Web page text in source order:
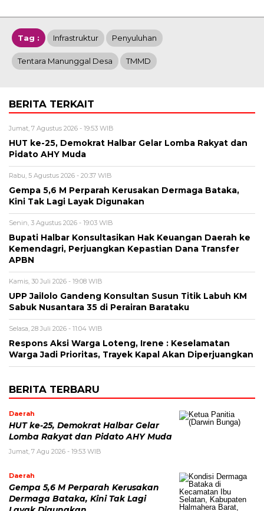
Tag : Infrastruktur Penyuluhan
Tentara Manunggal Desa TMMD
BERITA TERKAIT
Jumat, 7 Agustus 2026 - 19:53 WIB
HUT ke-25, Demokrat Halbar Gelar Lomba Rakyat dan
Pidato AHY Muda
Rabu, 5 Agustus 2026 - 20:37 WIB
Gempa 5,6 M Perparah Kerusakan Dermaga Bataka,
Kini Tak Lagi Layak Digunakan
Senin, 3 Agustus 2026 - 19:03 WIB
Bupati Halbar Konsultasikan Hak Keuangan Daerah ke
Kemendagri, Perjuangkan Kepastian Dana Transfer
APBN
Kamis, 30 Juli 2026 - 19:08 WIB
UPP Jailolo Gandeng Konsultan Susun Titik Labuh KM
Sabuk Nusantara 35 di Perairan Barataku
Selasa, 28 Juli 2026 - 11:04 WIB
Respons Aksi Warga Loteng, Irene : Keselamatan
Warga Jadi Prioritas, Trayek Kapal Akan Diperjuangkan
BERITA TERBARU
Daerah
HUT ke-25, Demokrat Halbar Gelar
Lomba Rakyat dan Pidato AHY Muda
Jumat, 7 Agu 2026 - 19:53 WIB
Daerah
Gempa 5,6 M Perparah Kerusakan
Dermaga Bataka, Kini Tak Lagi